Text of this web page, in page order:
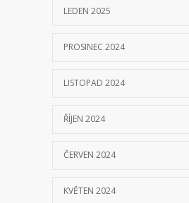
LEDEN 2025
PROSINEC 2024
LISTOPAD 2024
ŘÍJEN 2024
ČERVEN 2024
KVĚTEN 2024